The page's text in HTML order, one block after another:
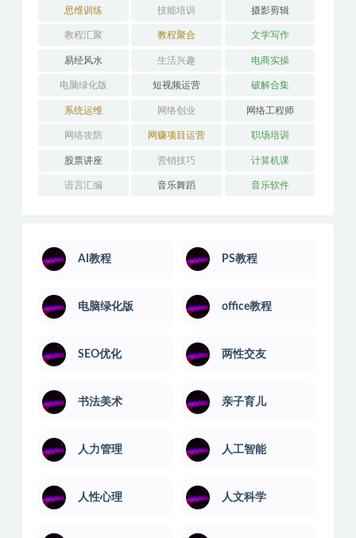
思维训练 技能培训 摄影剪辑
教程汇聚 教程聚合 文学写作
易经风水 生活兴趣 电商实操
电脑绿化版 短视频运营 破解合集
系统运维 网络创业 网络工程师
网络攻防 网赚项目运营 职场培训
股票讲座 营销技巧 计算机课
语言汇编 音乐舞蹈 音乐软件
AI教程 PS教程
电脑绿化版 office教程
SEO优化 两性交友
书法美术 亲子育儿
人力管理 人工智能
人性心理 人文科学